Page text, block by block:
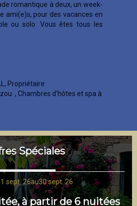
romantique à deux, un week-
ami(e)s, pour des vacances en
ou solo. Vous êtes tous les
Propriétaire
, Chambres d'hôtes et spa à
Spéciales
sept. 26au30 sept. 26
à partir de 6 nuitées